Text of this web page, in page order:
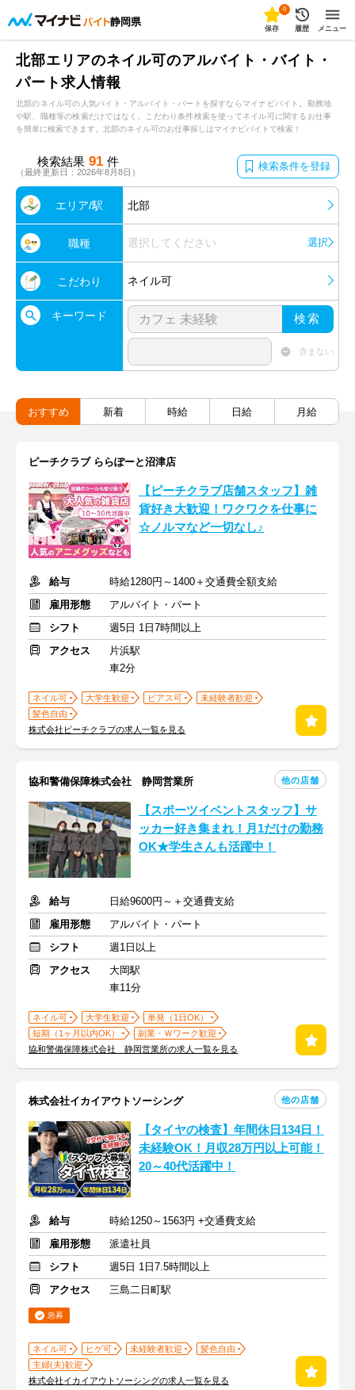
静岡県
0
保存 履歴 メニュー
北部エリアのネイル可のアルバイト・バイト・
パート求人情報
北部のネイル可の人気バイト・アルバイト・パートを探すならマイナビバイト。勤務地
や駅、職種等の検索だけではなく、こだわり条件検索を使ってネイル可に関するお仕事
を簡単に検索できます。北部のネイル可のお仕事探しはマイナビバイトで検索！
検索結果 91 件
（最終更新日：2026年8月8日） 検索条件を登録
エリア/駅 北部
職種 選択してください 選択
こだわり ネイル可
キーワード 検索
含まない
おすすめ 新着 時給 日給 月給
ピーチクラブ ららぽーと沼津店
【ピーチクラブ店舗スタッフ】雑
貨好き大歓迎！ワクワクを仕事に
☆ノルマなど一切なし♪
給与
時給1280円～1400＋交通費全額支給
雇用形態
アルバイト・パート
シフト
週5日 1日7時間以上
アクセス
片浜駅
車2分
ネイル可 大学生歓迎 ピアス可
未経験者歓迎
髪色自由
株式会社ピーチクラブの求人一覧を見る
協和警備保障株式会社 静岡営業所 他の店舗
【スポーツイベントスタッフ】サ
ッカー好き集まれ！月1だけの勤務
OK★学生さんも活躍中！
給与
日給9600円～＋交通費支給
雇用形態
アルバイト・パート
シフト
週1日以上
アクセス
大岡駅
車11分
ネイル可 大学生歓迎
単発（1日OK）
短期（1ヶ月以内OK）
副業・Ｗワーク歓迎
協和警備保障株式会社 静岡営業所の求人一覧を見る
株式会社イカイアウトソーシング 他の店舗
【タイヤの検査】年間休日134日！
未経験OK！月収28万円以上可能！
20～40代活躍中！
給与
時給1250～1563円 +交通費支給
雇用形態
派遣社員
シフト
週5日 1日7.5時間以上
アクセス
三島二日町駅
急募
ネイル可 ヒゲ可 未経験者歓迎
髪色自由
主婦(夫)歓迎
株式会社イカイアウトソーシングの求人一覧を見る